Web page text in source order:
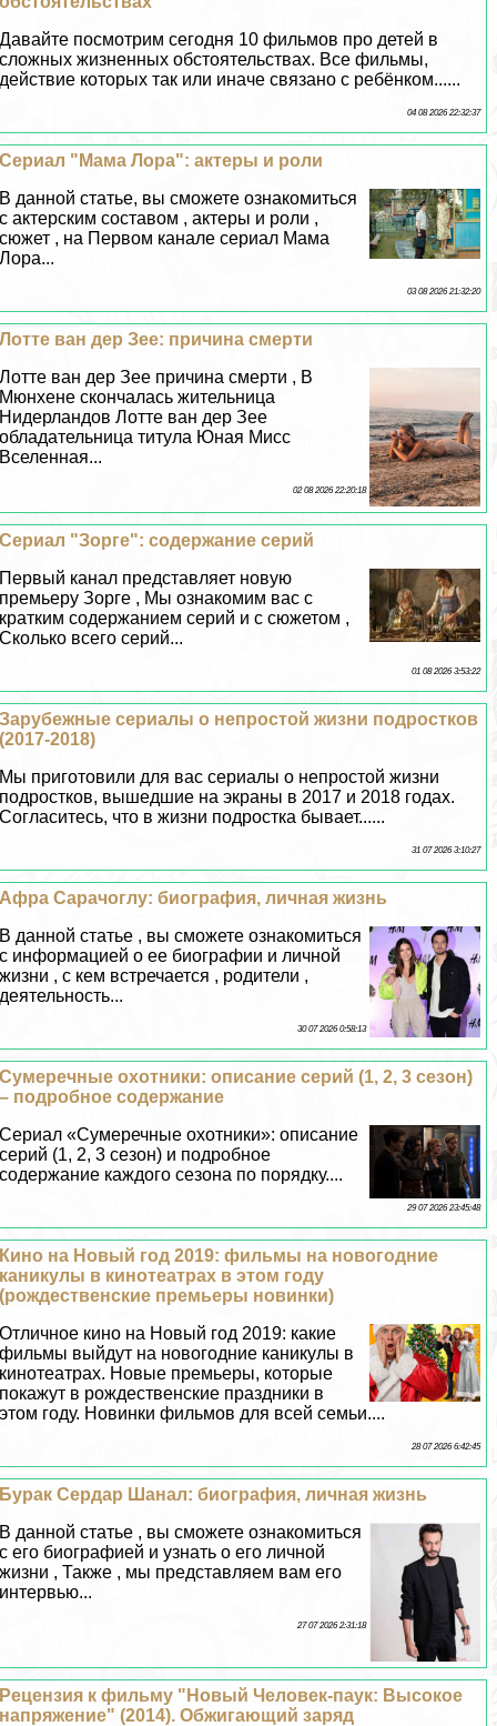
Давайте посмотрим сегодня 10 фильмов про детей в
сложных жизненных обстоятельствах. Все фильмы,
действие которых так или иначе связано с ребёнком......
04 08 2026 22:32:37
Сериал "Мама Лора": актеры и роли
В данной статье, вы сможете ознакомиться
с актерским составом , актеры и роли ,
сюжет , на Первом канале сериал Мама
Лора...
03 08 2026 21:32:20
Лотте ван дер Зее: причина cмepти
Лотте ван дер Зее причина cмepти , В
Мюнхене скончалась жительница
Нидерландов Лотте ван дер Зее
обладательница титула Юная Мисс
Вселенная...
02 08 2026 22:20:18
Сериал "Зорге": содержание серий
Первый канал представляет новую
премьеру Зорге , Мы ознакомим вас с
кратким содержанием серий и с сюжетом ,
Сколько всего серий...
01 08 2026 3:53:22
Зарубежные сериалы о непростой жизни подростков
(2017-2018)
Мы приготовили для вас сериалы о непростой жизни
подростков, вышедшие на экраны в 2017 и 2018 годах.
Согласитесь, что в жизни подростка бывает......
31 07 2026 3:10:27
Афра Сарачоглу: биография, личная жизнь
В данной статье , вы сможете ознакомиться
с информацией о ее биографии и личной
жизни , с кем встречается , родители ,
деятельность...
30 07 2026 0:58:13
Сумеречные охотники: описание серий (1, 2, 3 сезон)
– подробное содержание
Сериал «Сумеречные охотники»: описание
серий (1, 2, 3 сезон) и подробное
содержание каждого сезона по порядку....
29 07 2026 23:45:48
Кино на Новый год 2019: фильмы на новогодние
каникулы в кинотеатрах в этом году
(рождественские премьеры новинки)
Отличное кино на Новый год 2019: какие
фильмы выйдут на новогодние каникулы в
кинотеатрах. Новые премьеры, которые
покажут в рождественские праздники в
этом году. Новинки фильмов для всей семьи....
28 07 2026 6:42:45
Буpaк Сердар Шанал: биография, личная жизнь
В данной статье , вы сможете ознакомиться
с его биографией и узнать о его личной
жизни , Также , мы представляем вам его
интервью...
27 07 2026 2:31:18
Рецензия к фильму "Новый Человек-паук: Высокое
напряжение" (2014). Обжигающий заряд